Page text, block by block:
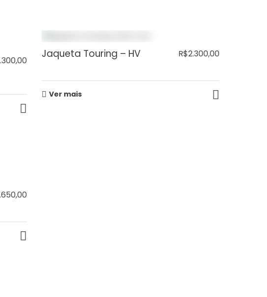
Jaqueta Touring – HV R$2.300,00
Ver mais